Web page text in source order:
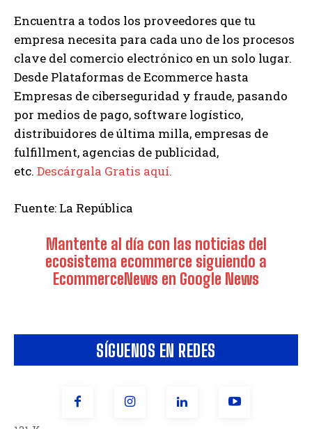
SÍGUENOS EN REDES
Encuentra a todos los proveedores que tu
empresa necesita para cada uno de los procesos
clave del comercio electrónico en un solo lugar.
Desde Plataformas de Ecommerce hasta
Empresas de ciberseguridad y fraude, pasando
por medios de pago, software logístico,
distribuidores de última milla, empresas de
fulfillment, agencias de publicidad,
etc. Descárgala Gratis aquí.
Fuente: La República
Mantente al día con las noticias del
ecosistema ecommerce siguiendo a
EcommerceNews en Google News